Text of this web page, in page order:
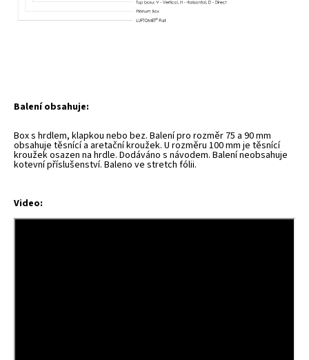
Balení obsahuje:
Box s hrdlem, klapkou nebo bez. Balení pro rozměr 75 a 90 mm
obsahuje těsnící a aretační kroužek. U rozměru 100 mm je těsnící
kroužek osazen na hrdle. Dodáváno s návodem. Balení neobsahuje
kotevní příslušenství. Baleno ve stretch fólii.
Video: